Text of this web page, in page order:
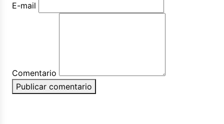
E-mail
Comentario
Publicar comentario